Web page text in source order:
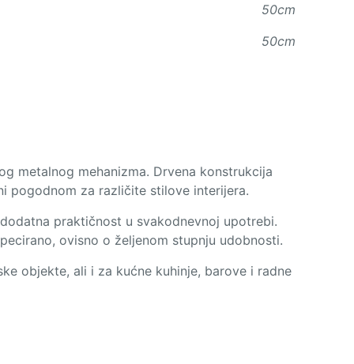
50cm
50cm
metalnog mehanizma. Drvena konstrukcija
pogodnom za različite stilove interijera.
praktičnost u svakodnevnoj upotrebi.
ovisno o željenom stupnju udobnosti.
objekte, ali i za kućne kuhinje, barove i radne